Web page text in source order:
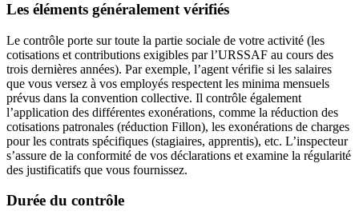
Les éléments généralement vérifiés
Le contrôle porte sur toute la partie sociale de votre activité (les
cotisations et contributions exigibles par l’URSSAF au cours des
trois dernières années). Par exemple, l’agent vérifie si les salaires
que vous versez à vos employés respectent les minima mensuels
prévus dans la convention collective. Il contrôle également
l’application des différentes exonérations, comme la réduction des
cotisations patronales (réduction Fillon), les exonérations de charges
pour les contrats spécifiques (stagiaires, apprentis), etc. L’inspecteur
s’assure de la conformité de vos déclarations et examine la régularité
des justificatifs que vous fournissez.
Durée du contrôle